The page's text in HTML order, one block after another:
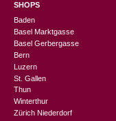
SHOPS
Baden
Basel Marktgasse
Basel Gerbergasse
Bern
Luzern
St. Gallen
Thun
Winterthur
Zürich Niederdorf